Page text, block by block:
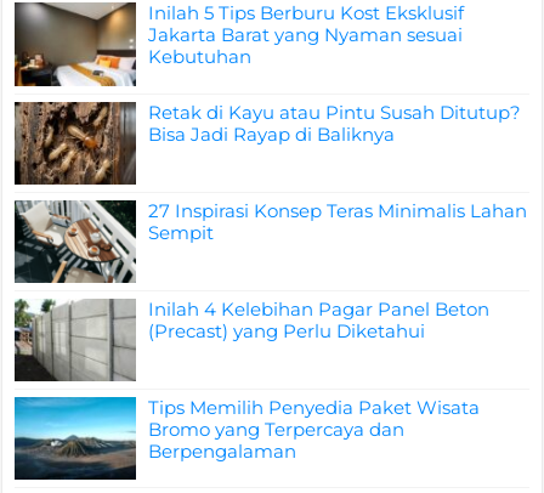
Inilah 5 Tips Berburu Kost Eksklusif
Jakarta Barat yang Nyaman sesuai
Kebutuhan
Retak di Kayu atau Pintu Susah Ditutup?
Bisa Jadi Rayap di Baliknya
27 Inspirasi Konsep Teras Minimalis Lahan
Sempit
Inilah 4 Kelebihan Pagar Panel Beton
(Precast) yang Perlu Diketahui
Tips Memilih Penyedia Paket Wisata
Bromo yang Terpercaya dan
Berpengalaman